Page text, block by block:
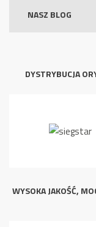
NASZ BLOG
DYSTRYBUCJA
WYSOKA JAKOŚĆ,